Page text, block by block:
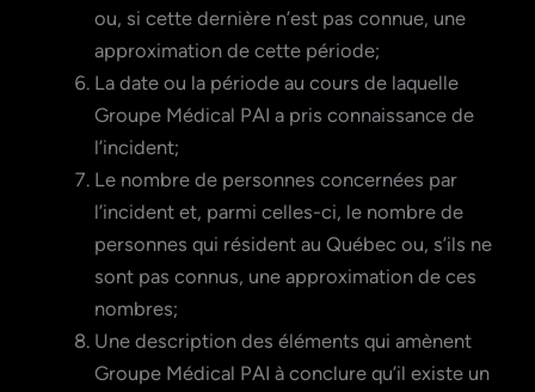
ou, si cette dernière n’est pas connue, une
approximation de cette période;
La date ou la période au cours de laquelle
Groupe Médical PAI a pris connaissance de
l’incident;
Le nombre de personnes concernées par
l’incident et, parmi celles-ci, le nombre de
personnes qui résident au Québec ou, s’ils ne
sont pas connus, une approximation de ces
nombres;
Une description des éléments qui amènent
Groupe Médical PAI à conclure qu’il existe un